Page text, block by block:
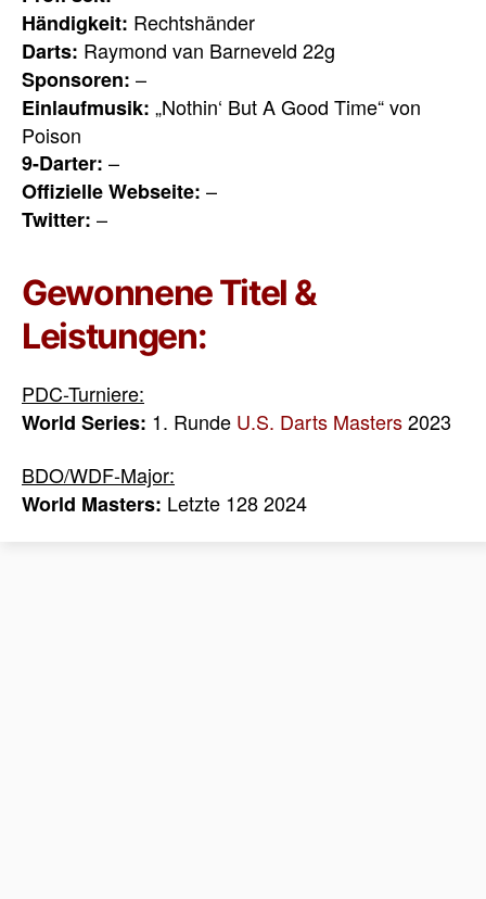
Händigkeit: Rechtshänder
Darts: Raymond van Barneveld 22g
Sponsoren: –
Einlaufmusik: „Nothin‘ But A Good Time“ von
Poison
9-Darter: –
Offizielle Webseite: –
Twitter: –
Gewonnene Titel &
Leistungen:
PDC-Turniere:
World Series: 1. Runde U.S. Darts Masters2023
BDO/WDF-Major:
World Masters: Letzte 128 2024